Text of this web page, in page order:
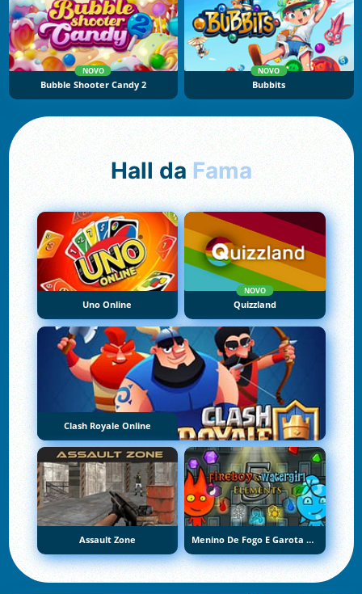
NOVO
Bubble Shooter Candy 2
NOVO
Bubbits
Hall da Fama
Uno Online
NOVO
Quizzland
Clash Royale Online
Assault Zone Menino De Fogo E Garota De Água 5: Elementos